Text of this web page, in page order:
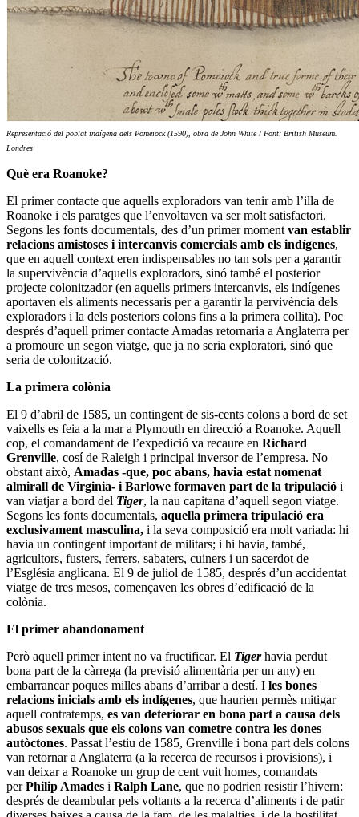
Representació del poblat indígena dels Pomeiock (1590), obra de John White / Font: British Museum.
Londres
Què era Roanoke?
El primer contacte que aquells exploradors van tenir amb l’illa de
Roanoke i els paratges que l’envoltaven va ser molt satisfactori.
Segons les fonts documentals, des d’un primer moment van establir
relacions amistoses i intercanvis comercials amb els indígenes,
que en aquell context eren indispensables no tan sols per a garantir
la supervivència d’aquells exploradors, sinó també el posterior
projecte colonitzador (en aquells primers intercanvis, els indígenes
aportaven els aliments necessaris per a garantir la pervivència dels
exploradors i la dels posteriors colons fins a la primera collita). Poc
després d’aquell primer contacte Amadas retornaria a Anglaterra per
a promoure un segon viatge, que ja no seria exploratori, sinó que
seria de colonització.
La primera colònia
El 9 d’abril de 1585, un contingent de sis-cents colons a bord de set
vaixells es feia a la mar a Plymouth en direcció a Roanoke. Aquell
cop, el comandament de l’expedició va recaure en Richard
Grenville, cosí de Raleigh i principal inversor de l’empresa. No
obstant això, Amadas -que, poc abans, havia estat nomenat
almirall de Virginia- i Barlowe formaven part de la tripulació i
van viatjar a bord del Tiger, la nau capitana d’aquell segon viatge.
Segons les fonts documentals, aquella primera tripulació era
exclusivament masculina, i la seva composició era molt variada: hi
havia un contingent important de militars; i hi havia, també,
agricultors, fusters, ferrers, sabaters, cuiners i un sacerdot de
l’Església anglicana. El 9 de juliol de 1585, després d’un accidentat
viatge de tres mesos, començaven les obres d’edificació de la
colònia.
El primer abandonament
Però aquell primer intent no va fructificar. El Tigerhavia perdut
bona part de la càrrega (la previsió alimentària per un any) en
embarrancar poques milles abans d’arribar a destí. I les bones
relacions inicials amb els indígenes, que haurien permès mitigar
aquell contratemps, es van deteriorar en bona part a causa dels
abusos sexuals que els colons van cometre contra les dones
autòctones. Passat l’estiu de 1585, Grenville i bona part dels colons
van retornar a Anglaterra (a la recerca de recursos i provisions), i
van deixar a Roanoke un grup de cent vuit homes, comandats
perPhilip Amades i Ralph Lane, que no podrien resistir l’hivern:
després de deambular pels voltants a la recerca d’aliments i de patir